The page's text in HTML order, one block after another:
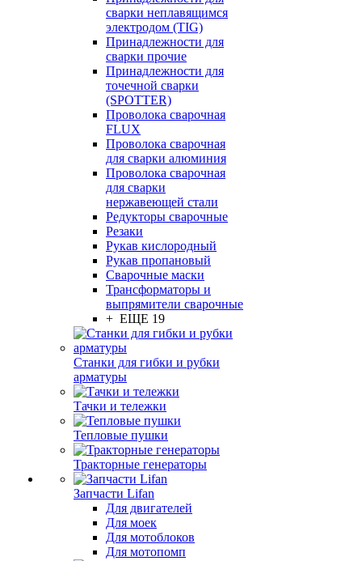
сварки неплавящимся
электродом (TIG)
Принадлежности для
сварки прочие
Принадлежности для
точечной сварки
(SPOTTER)
Проволока сварочная
FLUX
Проволока сварочная
для сварки алюминия
Проволока сварочная
для сварки
нержавеющей стали
Редукторы сварочные
Резаки
Рукав кислородный
Рукав пропановый
Сварочные маски
Трансформаторы и
выпрямители сварочные
+ ЕЩЕ 19
Станки для гибки и рубки
арматуры
Тачки и тележки
Тепловые пушки
Тракторные генераторы
Запчасти Lifan
Для двигателей
Для моек
Для мотоблоков
Для мотопомп